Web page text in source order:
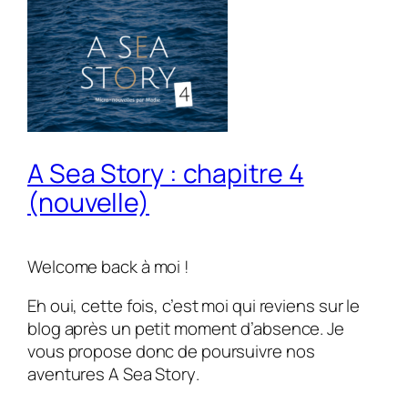
A Sea Story : chapitre 4
(nouvelle)
Welcome back à moi !
Eh oui, cette fois, c’est moi qui reviens sur le
blog après un petit moment d’absence. Je
vous propose donc de poursuivre nos
aventuresA Sea Story.